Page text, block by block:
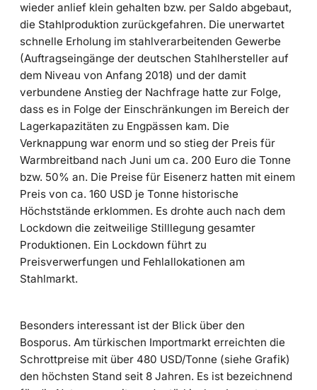
wieder anlief klein gehalten bzw. per Saldo abgebaut,
die Stahlproduktion zurückgefahren. Die unerwartet
schnelle Erholung im stahlverarbeitenden Gewerbe
(Auftragseingänge der deutschen Stahlhersteller auf
dem Niveau von Anfang 2018) und der damit
verbundene Anstieg der Nachfrage hatte zur Folge,
dass es in Folge der Einschränkungen im Bereich der
Lagerkapazitäten zu Engpässen kam. Die
Verknappung war enorm und so stieg der Preis für
Warmbreitband nach Juni um ca. 200 Euro die Tonne
bzw. 50% an. Die Preise für Eisenerz hatten mit einem
Preis von ca. 160 USD je Tonne historische
Höchststände erklommen. Es drohte auch nach dem
Lockdown die zeitweilige Stilllegung gesamter
Produktionen. Ein Lockdown führt zu
Preisverwerfungen und Fehlallokationen am
Stahlmarkt.
Besonders interessant ist der Blick über den
Bosporus. Am türkischen Importmarkt erreichten die
Schrottpreise mit über 480 USD/Tonne (siehe Grafik)
den höchsten Stand seit 8 Jahren. Es ist bezeichnend